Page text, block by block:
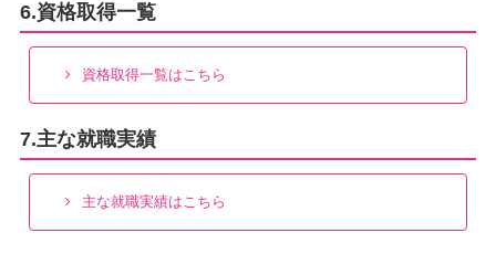
6.資格取得一覧
資格取得一覧はこちら
7.主な就職実績
主な就職実績はこちら